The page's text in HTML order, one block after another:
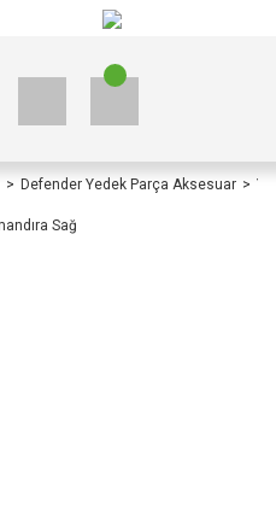
Defender Yedek Parça Aksesuar